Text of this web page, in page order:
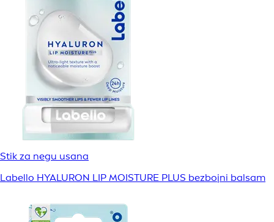
Stik za negu usana
Labello HYALURON LIP MOISTURE PLUS bezbojni balsam